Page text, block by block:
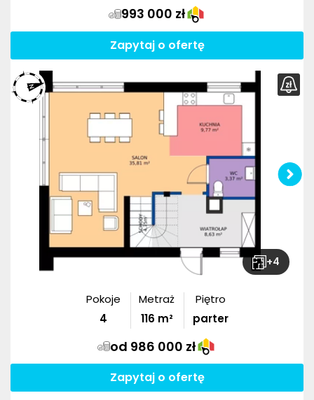
993 000 zł
Zapytaj o ofertę
+4
Pokoje
4
Metraż
116 m²
Piętro
parter
od 986 000 zł
Zapytaj o ofertę